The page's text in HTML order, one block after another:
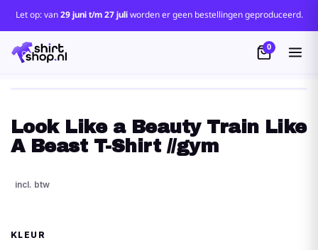
Let op: van29 juni t/m 27 juliworden er geen bestellingen geproduceerd.
0
Look Like a Beauty Train Like
A Beast T-Shirt //gym